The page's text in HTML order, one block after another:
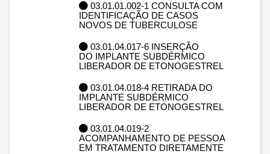
03.01.01.002-1 CONSULTA COM
IDENTIFICAÇÃO DE CASOS
NOVOS DE TUBERCULOSE
03.01.04.017-6 INSERÇÃO
DO IMPLANTE SUBDÉRMICO
LIBERADOR DE ETONOGESTREL
03.01.04.018-4 RETIRADA DO
IMPLANTE SUBDÉRMICO
LIBERADOR DE ETONOGESTREL
03.01.04.019-2
ACOMPANHAMENTO DE PESSOA
EM TRATAMENTO DIRETAMENTE